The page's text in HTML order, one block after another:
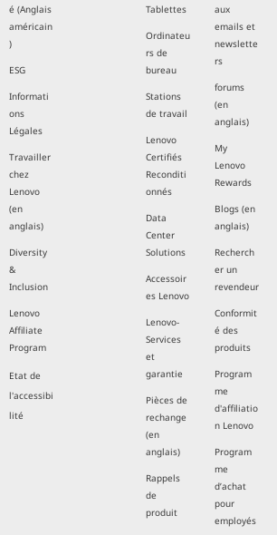
é (Anglais
américain
)
ESG
Informati
ons
Légales
Travailler
chez
Lenovo
(en
anglais)
Diversity
&
Inclusion
Lenovo
Affiliate
Program
Etat de
l'accessibi
lité
Tablettes
Ordinateu
rs de
bureau
Stations
de travail
Lenovo
Certifiés
Reconditi
onnés
Data
Center
Solutions
Accessoir
es Lenovo
Lenovo-
Services
et
garantie
Pièces de
rechange
(en
anglais)
Rappels
de
produit
aux
emails et
newslette
rs
forums
(en
anglais)
My
Lenovo
Rewards
Blogs (en
anglais)
Recherch
er un
revendeur
Conformit
é des
produits
Program
me
d'affiliatio
n Lenovo
Program
me
d’achat
pour
employés